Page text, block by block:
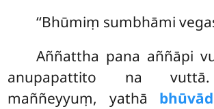
‘‘Bhūmiṃ sumbhāmi
Aññattha pana aññāpi
anupapattito na
maññeyyuṃ, yathā